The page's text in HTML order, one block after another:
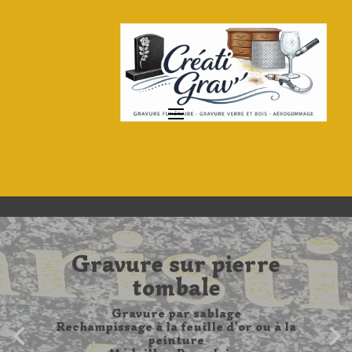
Gravure sur pierre
tombale
Gravure par sablage
Rechampissage à la feuille d’or ou à la
peinture
Horloge et miroir personnalisé
Verre, verre à bière, verre à vin